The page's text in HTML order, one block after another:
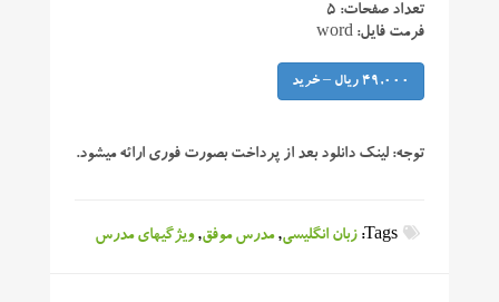
تعداد صفحات: ۵
فرمت فایل: word
49,000 ریال – خرید
توجه: لینک دانلود بعد از پرداخت بصورت فوری ارائه میشود.
Tags: زبان انگلیسی,مدرس موفق,ویژگیهای مدرس